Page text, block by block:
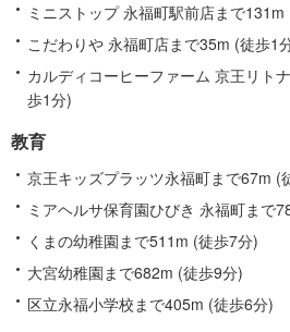
ミニストップ 永福町駅前店まで131m
こだわりや 永福町店まで35m (徒歩1
カルディコーヒーファーム 京王リト
歩1分)
教育
京王キッズプラッツ永福町まで67m (
ミアヘルサ保育園ひびき 永福町まで
くまの幼稚園まで511m (徒歩7分)
大宮幼稚園まで682m (徒歩9分)
区立永福小学校まで405m (徒歩6分)